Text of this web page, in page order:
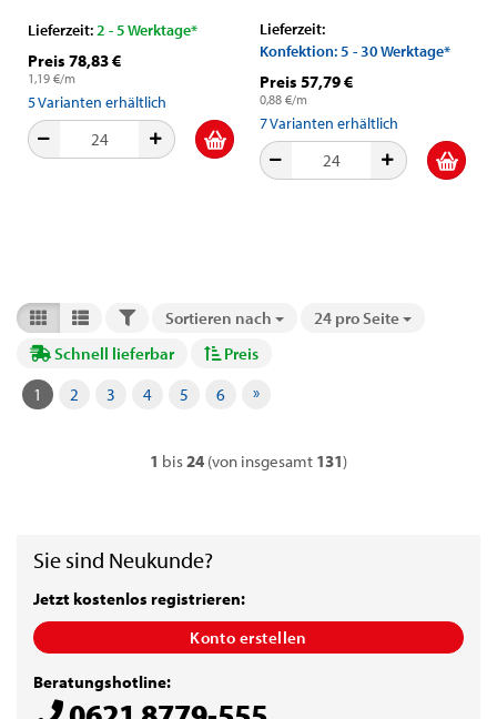
Lieferzeit:2 - 5 Werktage*
Preis 78,83 €
1,19 €/m
5Varianten erhältlich
Lieferzeit:
Konfektion: 5 - 30 Werktage*
Preis 57,79 €
0,88 €/m
7Varianten erhältlich
FILTERSortieren nach
Sortieren nach 24 pro Seite
pro Seite
Schnell lieferbar
Preis
1
2 3 4 5 6 »
1 bis24 (von insgesamt 131)
Sie sind Neukunde?
Jetzt kostenlos registrieren:
Konto erstellen
Beratungshotline: